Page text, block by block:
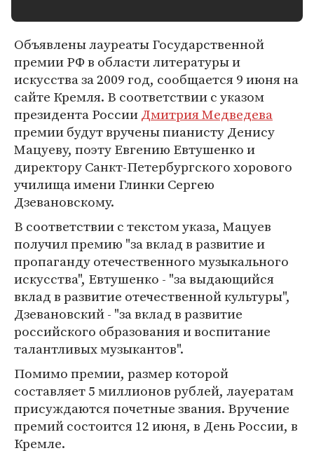
Объявлены лауреаты Государственной
премии РФ в области литературы и
искусства за 2009 год, сообщается 9 июня на
сайте Кремля. В соответствии с указом
президента РоссииДмитрия Медведева
премии будут вручены пианисту Денису
Мацуеву, поэту Евгению Евтушенко и
директору Санкт-Петербургского хорового
училища имени Глинки Сергею
Дзевановскому.
В соответствии с текстом указа, Мацуев
получил премию "за вклад в развитие и
пропаганду отечественного музыкального
искусства", Евтушенко - "за выдающийся
вклад в развитие отечественной культуры",
Дзевановский - "за вклад в развитие
российского образования и воспитание
талантливых музыкантов".
Помимо премии, размер которой
составляет 5 миллионов рублей, лауератам
присуждаются почетные звания. Вручение
премий состоится 12 июня, в День России, в
Кремле.